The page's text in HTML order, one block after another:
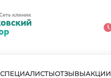
СПЕЦИАЛИСТЫОТЗЫВЫАКЦИИ